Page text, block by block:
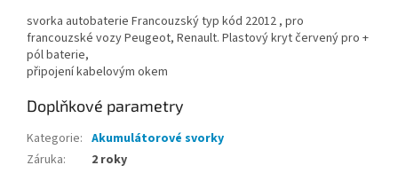
svorka autobaterie Francouzský typ kód 22012 , pro
francouzské vozy Peugeot, Renault. Plastový kryt červený pro +
pól baterie,
připojení kabelovým okem
Doplňkové parametry
Kategorie: Akumulátorové svorky
Záruka: 2 roky